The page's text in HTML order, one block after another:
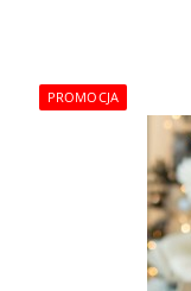
PROMOCJA